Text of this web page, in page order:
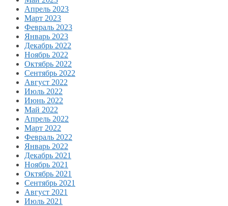
Апрель 2023
Март 2023
Февраль 2023
Январь 2023
Декабрь 2022
Ноябрь 2022
Октябрь 2022
Сентябрь 2022
Август 2022
Июль 2022
Июнь 2022
Май 2022
Апрель 2022
Март 2022
Февраль 2022
Январь 2022
Декабрь 2021
Ноябрь 2021
Октябрь 2021
Сентябрь 2021
Август 2021
Июль 2021